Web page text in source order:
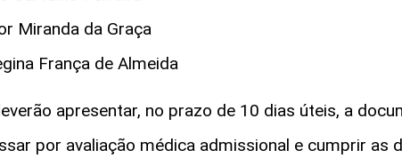
Miranda da Graça
França de Almeida
apresentar, no prazo de 10 dias úteis, a
por avaliação médica admissional e cumprir as